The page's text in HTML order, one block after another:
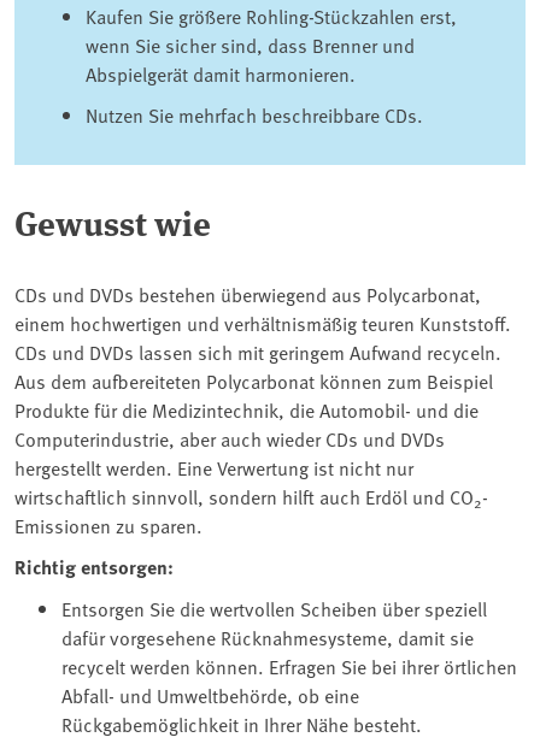
Kaufen Sie größere Rohling-Stückzahlen erst,
wenn Sie sicher sind, dass Brenner und
Abspielgerät damit harmonieren.
Nutzen Sie mehrfach beschreibbare CDs.
Gewusst wie
CDs und DVDs bestehen überwiegend aus Polycarbonat,
einem hochwertigen und verhältnismäßig teuren Kunststoff.
CDs und DVDs lassen sich mit geringem Aufwand recyceln.
Aus dem aufbereiteten Polycarbonat können zum Beispiel
Produkte für die Medizintechnik, die Automobil- und die
Computerindustrie, aber auch wieder CDs und DVDs
hergestellt werden. Eine Verwertung ist nicht nur
wirtschaftlich sinnvoll, sondern hilft auch Erdöl und CO2-
Emissionen zu sparen.
Richtig entsorgen:
Entsorgen Sie die wertvollen Scheiben über speziell
dafür vorgesehene Rücknahmesysteme, damit sie
recycelt werden können. Erfragen Sie bei ihrer örtlichen
Abfall- und Umweltbehörde, ob eine
Rückgabemöglichkeit in Ihrer Nähe besteht.